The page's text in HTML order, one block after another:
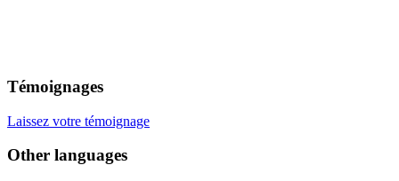
Témoignages
Laissez votre témoignage
Other languages